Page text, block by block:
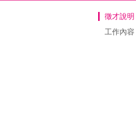
徵才說明
工作內容